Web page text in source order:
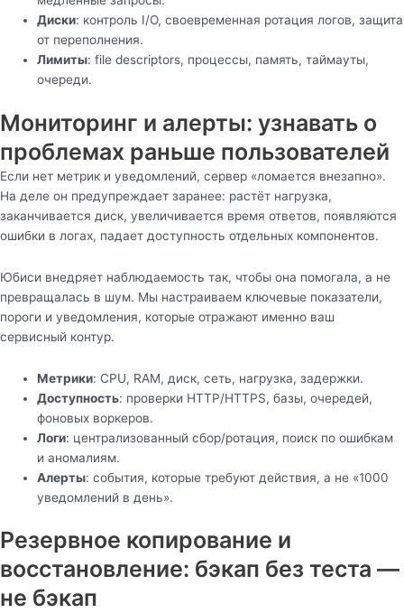
Диски: контроль I/O, своевременная ротация логов, защита
от переполнения.
Лимиты: file descriptors, процессы, память, таймауты,
очереди.
Мониторинг и алерты: узнавать о
проблемах раньше пользователей
Если нет метрик и уведомлений, сервер «ломается внезапно».
На деле он предупреждает заранее: растёт нагрузка,
заканчивается диск, увеличивается время ответов, появляются
ошибки в логах, падает доступность отдельных компонентов.
Юбиси внедряет наблюдаемость так, чтобы она помогала, а не
превращалась в шум. Мы настраиваем ключевые показатели,
пороги и уведомления, которые отражают именно ваш
сервисный контур.
Метрики: CPU, RAM, диск, сеть, нагрузка, задержки.
Доступность: проверки HTTP/HTTPS, базы, очередей,
фоновых воркеров.
Логи: централизованный сбор/ротация, поиск по ошибкам
и аномалиям.
Алерты: события, которые требуют действия, а не «1000
уведомлений в день».
Резервное копирование и
восстановление: бэкап без теста —
не бэкап